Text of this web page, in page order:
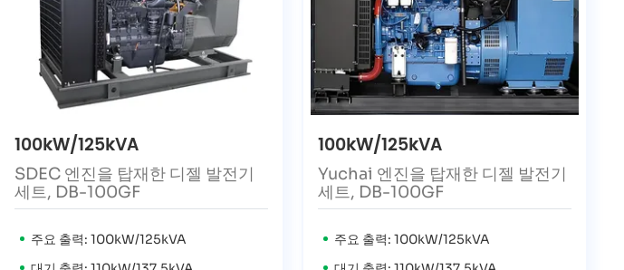
100kW/125kVA
SDEC 엔진을 탑재한 디젤 발전기
세트, DB-100GF
주요 출력: 100kW/125kVA
100kW/125kVA
Yuchai 엔진을 탑재한 디젤 발전기
세트, DB-100GF
주요 출력: 100kW/125kVA